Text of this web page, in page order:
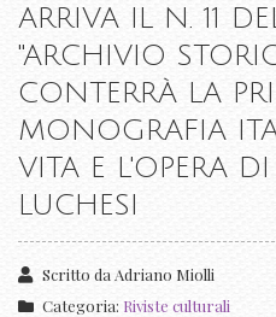
ARRIVA IL N. 11
"ARCHIVIO
CONTERRÀ LA
MONOGRAFIA
VITA E L'OPERA
LUCHESI
Scritto da Adriano Miolli
Categoria: Riviste culturali